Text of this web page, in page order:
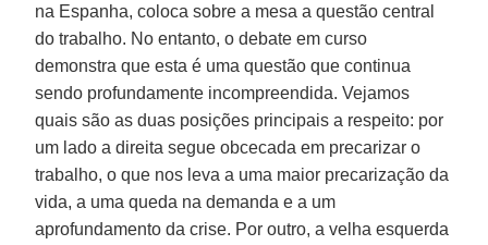
na Espanha, coloca sobre a mesa a questão central
do trabalho. No entanto, o debate em curso
demonstra que esta é uma questão que continua
sendo profundamente incompreendida. Vejamos
quais são as duas posições principais a respeito: por
um lado a direita segue obcecada em precarizar o
trabalho, o que nos leva a uma maior precarização da
vida, a uma queda na demanda e a um
aprofundamento da crise. Por outro, a velha esquerda